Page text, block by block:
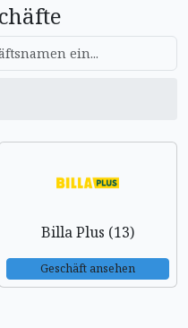
Billa Plus (13)
Geschäft ansehen